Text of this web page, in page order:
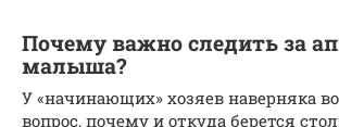
Почему важно следить за
малыша?
У «начинающих» хозяев наверняка
вопрос, почему и откуда берется